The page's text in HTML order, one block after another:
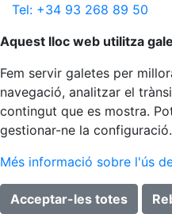
Tel: +34 93 268 89 50
Anar al principi
Aquest lloc web utilitza
Fem servir galetes per
navegació, analitzar el
contingut que es mostra.
gestionar-ne la configuració.
Més informació sobre l'ús
Acceptar-les totes